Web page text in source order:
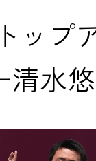
ップ
水